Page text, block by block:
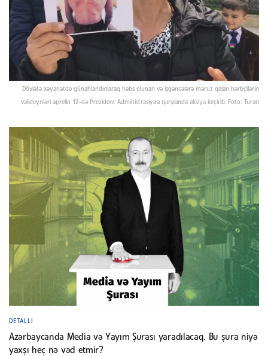
Dövlətə xəyanətdə günahlandırılaraq həbs olunan və işgəncələrə məruz qalan hərbçilərin
valideynləri aprelin 12-də Prezident Administrasiyası qarşısında aksiya keçirib. Foto: Turan
DETALLI
Azərbaycanda Media və Yayım Şurası yaradılacaq. Bu şura niyə
yaxşı heç nə vəd etmir?